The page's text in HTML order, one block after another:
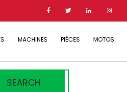
MACHINES PIÈCES MOTOS
SEARCH